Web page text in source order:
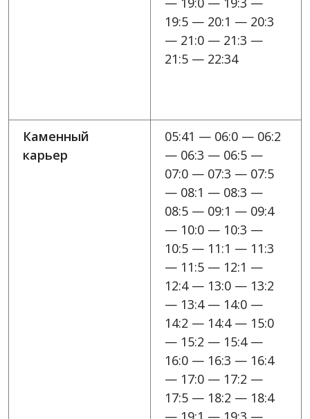
19:5 — 20:1 — 20:3
— 21:0 — 21:3 —
21:5 — 22:34
Каменный
карьер
05:41 — 06:0 — 06:2
— 06:3 — 06:5 —
07:0 — 07:3 — 07:5
— 08:1 — 08:3 —
08:5 — 09:1 — 09:4
— 10:0 — 10:3 —
10:5 — 11:1 — 11:3
— 11:5 — 12:1 —
12:4 — 13:0 — 13:2
— 13:4 — 14:0 —
14:2 — 14:4 — 15:0
— 15:2 — 15:4 —
16:0 — 16:3 — 16:4
— 17:0 — 17:2 —
17:5 — 18:2 — 18:4